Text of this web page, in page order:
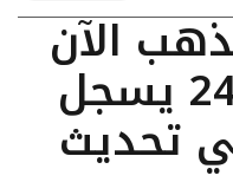
الآن
في مصر: عيار 24 يسجل
في تحديث